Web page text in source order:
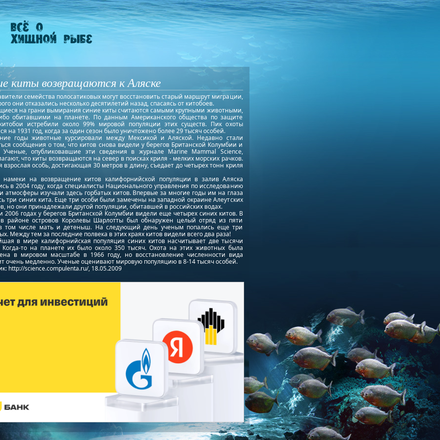
киты возвращаются к Аляске
семейства полосатиковых могут восстановить старый маршрут миграции,
они отказались несколько десятилетий назад, спасаясь от китобоев.
на грани вымирания синие киты считаются самыми крупными животными,
обитавшими на планете. По данным Американского общества по защите
истребили около 99% мировой популяции этих существ. Пик охоты
на 1931 год, когда за один сезон было уничтожено более 29 тысяч особей.
годы животные курсировали между Мексикой и Аляской. Недавно стали
сообщения о том, что китов снова видели у берегов Британской Колумбии и
Ученые, опубликовавшие эти сведения в журнале Marine Mammal Science,
что киты возвращаются на север в поисках криля - мелких морских рачков.
взрослая особь, достигающая 30 метров в длину, съедает до четырех тонн криля
намеки на возвращение китов калифорнийской популяции в залив Аляска
в 2004 году, когда специалисты Национального управления по исследованию
атмосферы изучали здесь горбатых китов. Впервые за многие годы им на глаза
три синих кита. Еще три особи были замечены на западной окраине Алеутских
но они принадлежали другой популяции, обитавшей в российских водах.
2006 годах у берегов Британской Колумбии видели еще четырех синих китов. В
районе островов Королевы Шарлотты был обнаружен целый отряд из пяти
том числе мать и детеныш. На следующий день ученым попались еще три
Между тем за последние полвека в этих краях китов видели всего два раза!
в мире калифорнийская популяция синих китов насчитывает две тысячи
Когда-то на планете их было около 350 тысяч. Охота на этих животных была
в мировом масштабе в 1966 году, но восстановление численности вида
очень медленно. Ученые оценивают мировую популяцию в 8-14 тысяч особей.
http://science.compulenta.ru/, 18.05.2009